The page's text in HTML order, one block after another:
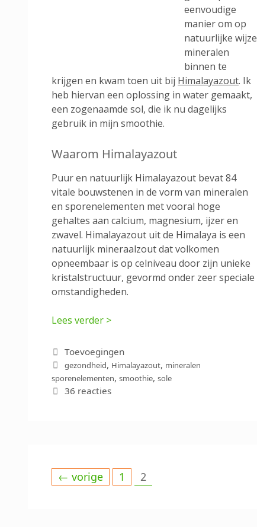
eenvoudige
manier om op
natuurlijke wijze
mineralen
binnen te
krijgen en kwam toen uit bij Himalayazout. Ik
heb hiervan een oplossing in water gemaakt,
een zogenaamde sol, die ik nu dagelijks
gebruik in mijn smoothie.
Waarom Himalayazout
Puur en natuurlijk Himalayazout bevat 84
vitale bouwstenen in de vorm van mineralen
en sporenelementen met vooral hoge
gehaltes aan calcium, magnesium, ijzer en
zwavel. Himalayazout uit de Himalaya is een
natuurlijk mineraalzout dat volkomen
opneembaar is op celniveau door zijn unieke
kristalstructuur, gevormd onder zeer speciale
omstandigheden.
Lees verder >
Categorieën
Toevoegingen
Tags
gezondheid, Himalayazout, mineralen
sporenelementen, smoothie, sole
36 reacties
← vorige Pagina
1 Pagina
2